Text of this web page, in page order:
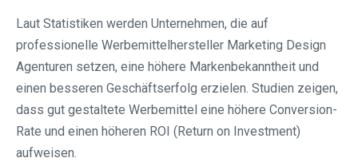
Laut Statistiken werden Unternehmen, die auf
professionelle Werbemittelhersteller Marketing Design
Agenturen setzen, eine höhere Markenbekanntheit und
einen besseren Geschäftserfolg erzielen. Studien zeigen,
dass gut gestaltete Werbemittel eine höhere Conversion-
Rate und einen höheren ROI (Return on Investment)
aufweisen.